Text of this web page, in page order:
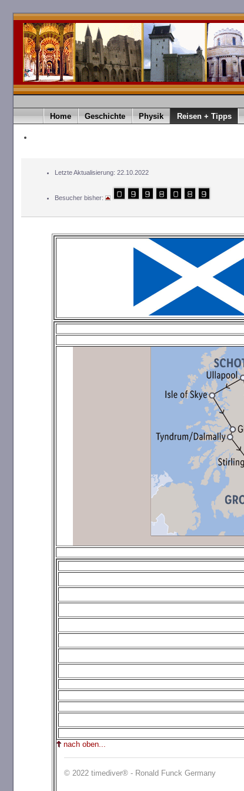
Home Geschichte Physik Reisen + Tipps
Letzte Aktualisierung: 22.10.2022
Besucher bisher:
nach oben...
© 2022 timediver® - Ronald Funck Germany